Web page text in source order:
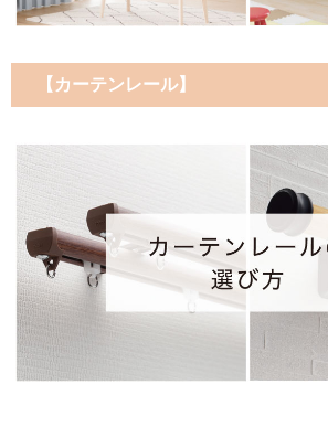
【カーテンレール】